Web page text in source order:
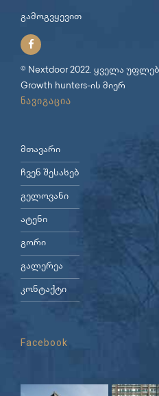
გამოგვყევით
© Nextdoor 2022. ყველა
Growth hunters-ის მიერ
ნავიგაცია
მთავარი
ჩვენ შესახებ
გელოვანი
ატენი
გორი
გალერეა
კონტაქტი
Facebook